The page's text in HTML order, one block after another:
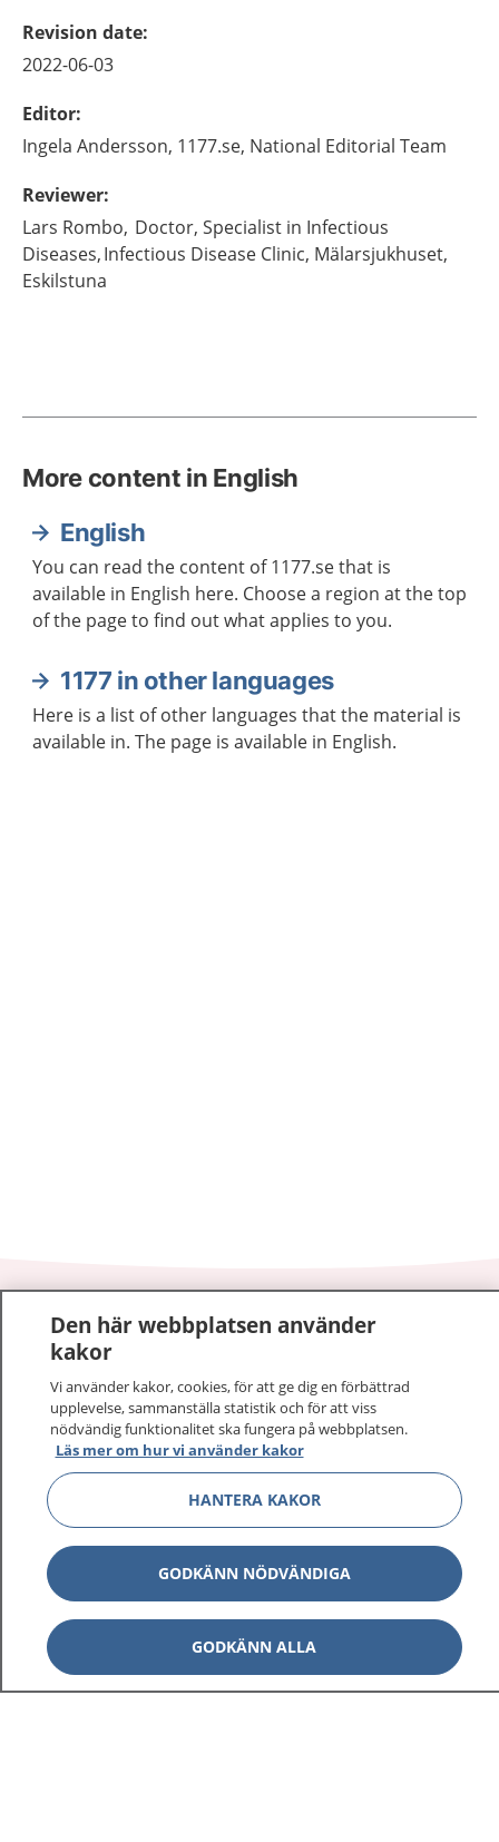
Revision date:
2022-06-03
Editor:
Ingela Andersson, 1177.se, National Editorial Team
Reviewer:
Lars Rombo, Doctor, Specialist in Infectious
Diseases, Infectious Disease Clinic, Mälarsjukhuset,
Eskilstuna
More content in English
English
You can read the content of 1177.se that is
available in English here. Choose a region at the top
of the page to find out what applies to you.
1177 in other languages
Here is a list of other languages that the material is
available in. The page is available in English.
1177–tryggt om din hälsa och vård
sjukdomar och vilka mottagningar du kan kontakta.
Logga in för att läsa din journal och göra dina
vårdärenden. Ring telefonnummer 1177 för
sjukvårdsrådgivning dygnet runt.
1177 ger dig råd när du vill må bättre.
1177 på flera språk Show
Den här webbplatsen använder
kakor
Vi använder kakor, cookies, för att ge dig en förbättrad
upplevelse, sammanställa statistik och för att viss
nödvändig funktionalitet ska fungera på webbplatsen.
Läs mer om hur vi använder kakor
HANTERA KAKOR
GODKÄNN NÖDVÄNDIGA
GODKÄNN ALLA